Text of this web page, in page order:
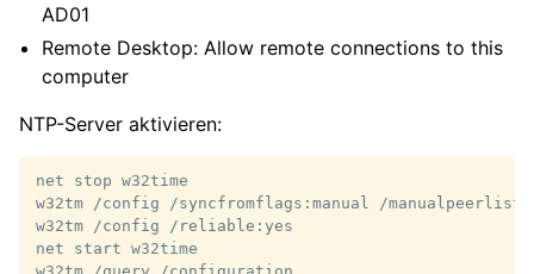
AD01
Remote Desktop: Allow remote connections to this
computer
NTP-Server aktivieren:
net stop w32time
w32tm /config /syncfromflags:manual /manualpeerlist:
w32tm /config /reliable:yes
net start w32time